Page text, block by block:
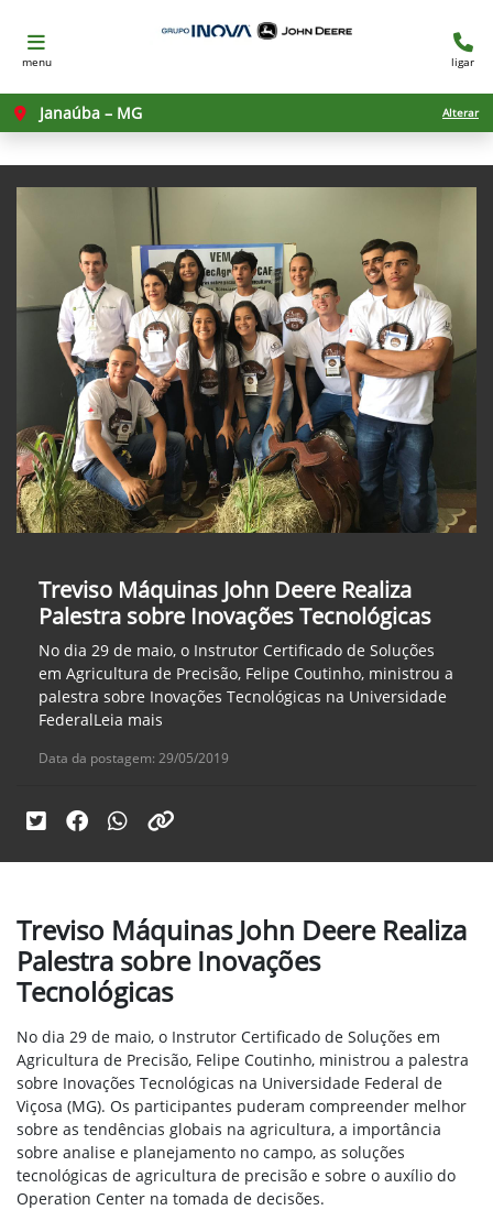
menu ligar
Janaúba – MG Alterar
Treviso Máquinas John Deere Realiza
Palestra sobre Inovações Tecnológicas
No dia 29 de maio, o Instrutor Certificado de Soluções
em Agricultura de Precisão, Felipe Coutinho, ministrou a
palestra sobre Inovações Tecnológicas na Universidade
FederalLeia mais
Data da postagem: 29/05/2019
Treviso Máquinas John Deere Realiza
Palestra sobre Inovações
Tecnológicas
No dia 29 de maio, o Instrutor Certificado de Soluções em
Agricultura de Precisão, Felipe Coutinho, ministrou a palestra
sobre Inovações Tecnológicas na Universidade Federal de
Viçosa (MG). Os participantes puderam compreender melhor
sobre as tendências globais na agricultura, a importância
sobre analise e planejamento no campo, as soluções
tecnológicas de agricultura de precisão e sobre o auxílio do
Operation Center na tomada de decisões.